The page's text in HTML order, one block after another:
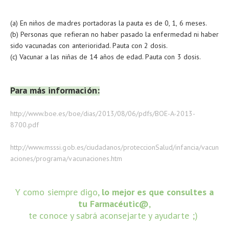
(a) En niños de madres portadoras la pauta es de 0, 1, 6 meses.
(b) Personas que refieran no haber pasado la enfermedad ni haber
sido vacunadas con anterioridad. Pauta con 2 dosis.
(c) Vacunar a las niñas de 14 años de edad. Pauta con 3 dosis.
Para más información:
http://www.boe.es/boe/dias/2013/08/06/pdfs/BOE-A-2013-
8700.pdf
http://www.msssi.gob.es/ciudadanos/proteccionSalud/infancia/vacun
aciones/programa/vacunaciones.htm
Y como siempre digo, lo mejor es que consultes a
tu Farmacéutic@,
te conoce y sabrá aconsejarte y ayudarte ;)